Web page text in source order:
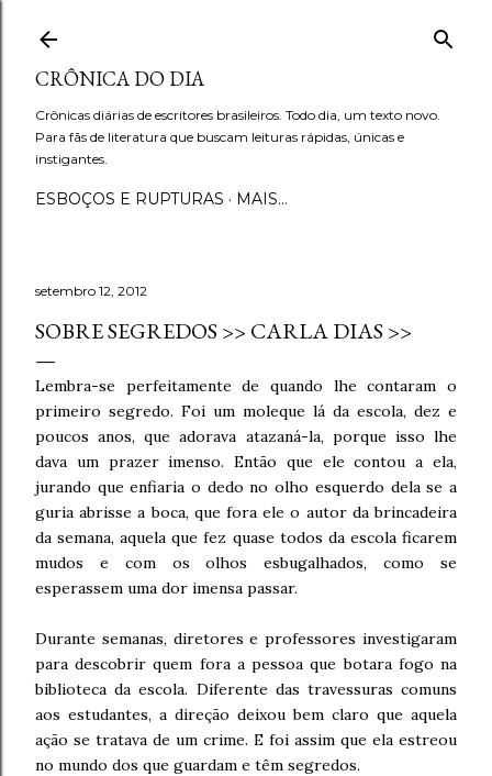
CRÔNICA DO DIA
Crônicas diárias de escritores brasileiros. Todo dia, um texto novo.
Para fãs de literatura que buscam leituras rápidas, únicas e
instigantes.
ESBOÇOS E RUPTURAS MAIS…
setembro 12, 2012
SOBRE SEGREDOS >> CARLA DIAS >>
Lembra-se perfeitamente de quando lhe contaram o
primeiro segredo. Foi um moleque lá da escola, dez e
poucos anos, que adorava atazaná-la, porque isso lhe
dava um prazer imenso. Então que ele contou a ela,
jurando que enfiaria o dedo no olho esquerdo dela se a
guria abrisse a boca, que fora ele o autor da brincadeira
da semana, aquela que fez quase todos da escola ficarem
mudos e com os olhos esbugalhados, como se
esperassem uma dor imensa passar.
Durante semanas, diretores e professores investigaram
para descobrir quem fora a pessoa que botara fogo na
biblioteca da escola. Diferente das travessuras comuns
aos estudantes, a direção deixou bem claro que aquela
ação se tratava de um crime. E foi assim que ela estreou
no mundo dos que guardam e têm segredos.